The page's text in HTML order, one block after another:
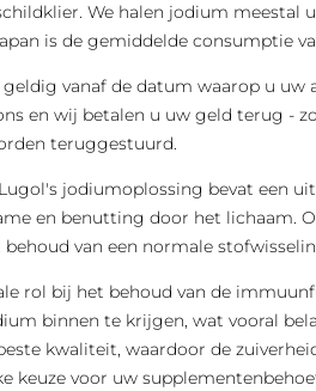
We halen jodium
is de gemiddelde consumptie
vanaf de datum waarop u
en wij betalen u uw geld terug -
teruggestuurd.
jodiumoplossing bevat een
en benutting door het lichaam.
van een normale
rol bij het behoud van de
binnen te krijgen, wat vooral
kwaliteit, waardoor de
voor uw